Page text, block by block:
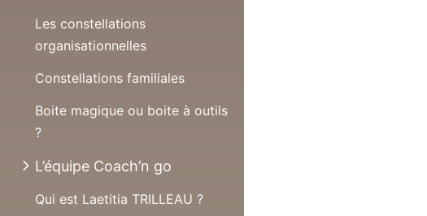
Les constellations
organisationnelles
Constellations familiales
Boite magique ou boite à outils
?
L’équipe Coach’n go
Qui est Laetitia TRILLEAU ?